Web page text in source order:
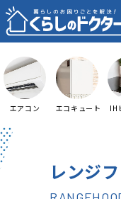
エアコン エコキュート IH
レンジ